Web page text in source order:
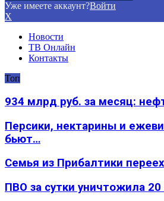
Уже имеете аккаунт?Войти
X
Новости
ТВ Онлайн
Контакты
Топ
934 млрд руб. за месяц:
Персики, нектарины и
бьют…
Семья из Прибалтики
ПВО за сутки уничтожила